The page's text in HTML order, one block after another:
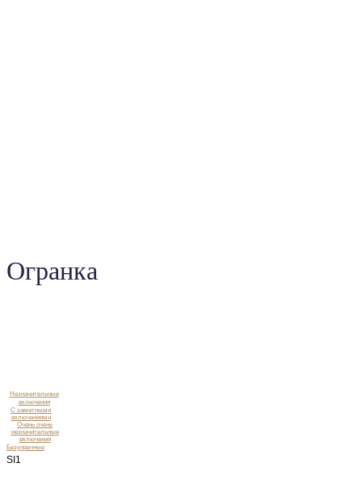
Незначительные
включения
C заметными
включениями
Очень очень
незначительные
включения
Безупречные
SI1
Огранка